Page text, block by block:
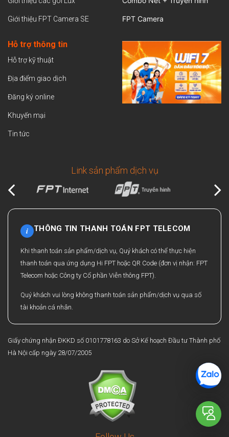
Giới thiệu FPT Camera SE FPT Camera
Hỗ trợ thông tin
Hỗ trợ kỹ thuật
Địa điểm giao dịch
Đăng ký online
Khuyến mại
Tin tức
Link sản phẩm dịch vụ
i THÔNG TIN THANH TOÁN FPT TELECOM
Khi thanh toán sản phẩm/dịch vụ, Quý khách có thể thực hiện
thanh toán qua ứng dụng Hi FPT hoặc QR Code (đơn vị nhận: FPT
Telecom hoặc Công ty Cổ phần Viễn thông FPT).
Quý khách vui lòng không thanh toán sản phẩm/dịch vụ qua số
tài khoản cá nhân.
Giấy chứng nhận ĐKKD số 0101778163 do Sở Kế hoạch Đầu tư Thành phố
Hà Nội cấp ngày 28/07/2005